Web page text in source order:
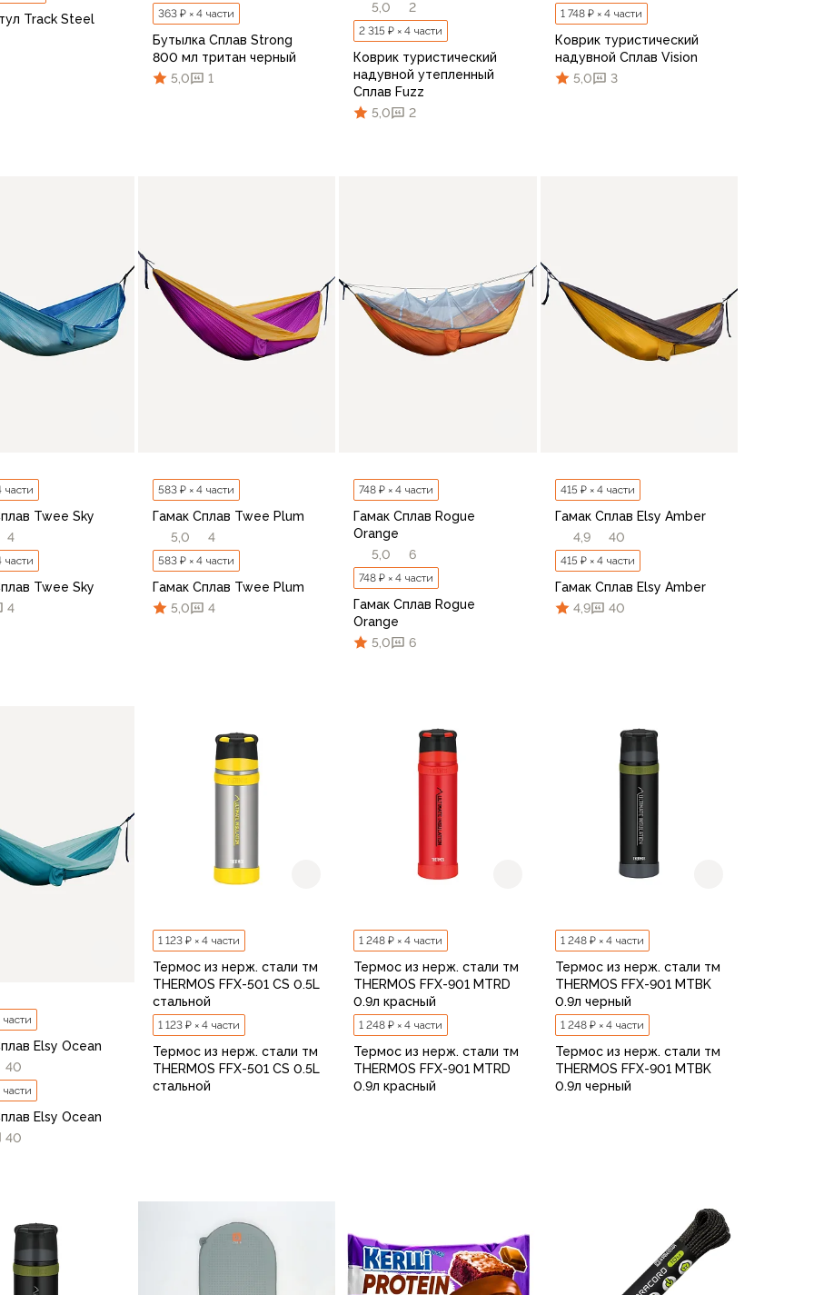
Track Steel
363 ₽ × 4 части
Бутылка Сплав Strong
800 мл тритан черный
5,0
1
5,0
2
2 315 ₽ × 4 части
Коврик туристический
надувной утепленный
Сплав Fuzz
5,0
2
1 748 ₽ × 4 части
Коврик туристический
надувной Сплав Vision
5,0
3
части
Twee Sky
4
части
Twee Sky
4
583 ₽ × 4 части
Гамак Сплав Twee Plum
5,0
4
583 ₽ × 4 части
Гамак Сплав Twee Plum
5,0
4
748 ₽ × 4 части
Гамак Сплав Rogue
Orange
5,0
6
748 ₽ × 4 части
Гамак Сплав Rogue
Orange
5,0
6
В корзину
415 ₽ × 4 части
Гамак Сплав Elsy Amber
4,9
40
415 ₽ × 4 части
Гамак Сплав Elsy Amber
4,9
40
части
Elsy Ocean
40
части
Elsy Ocean
40
В корзину
1 123 ₽ × 4 части
Термос из нерж. стали тм
THERMOS FFX-501 CS 0.5L
стальной
1 123 ₽ × 4 части
Термос из нерж. стали тм
THERMOS FFX-501 CS 0.5L
стальной
1 248 ₽ × 4 части
Термос из нерж. стали тм
THERMOS FFX-901 MTRD
0.9л красный
1 248 ₽ × 4 части
Термос из нерж. стали тм
THERMOS FFX-901 MTRD
0.9л красный
1 248 ₽ × 4 части
Термос из нерж. стали тм
THERMOS FFX-901 MTBK
0.9л черный
1 248 ₽ × 4 части
Термос из нерж. стали тм
THERMOS FFX-901 MTBK
0.9л черный